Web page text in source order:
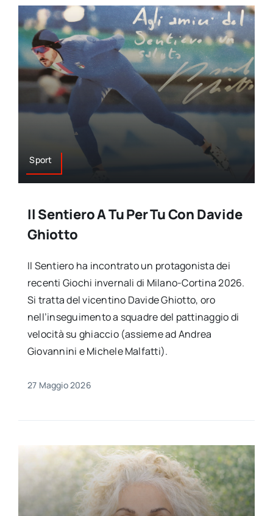
Sport
Il Sentiero A Tu Per Tu Con Davide
Ghiotto
Il Sentiero ha incontrato un protagonista dei
recenti Giochi invernali di Milano-Cortina 2026.
Si tratta del vicentino Davide Ghiotto, oro
nell’inseguimento a squadre del pattinaggio di
velocità su ghiaccio (assieme ad Andrea
Giovannini e Michele Malfatti).
27 Maggio 2026